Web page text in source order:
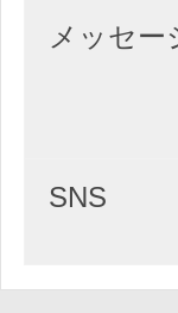
メッセー
SNS